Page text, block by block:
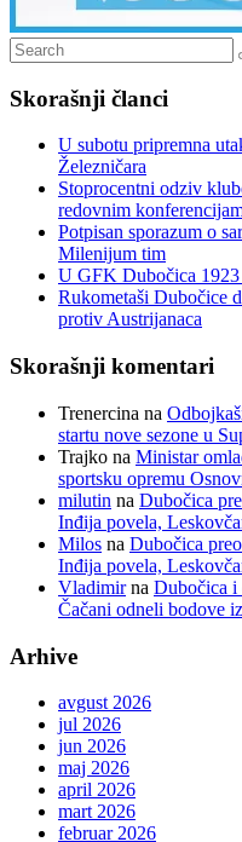
Search
for:
Skorašnji članci
U subotu pripremna
Železničara
Stoprocentni odziv
redovnim
Potpisan sporazum o
Milenijum tim
U GFK Dubočica 1923
Rukometaši Dubočice
protiv Austrijanaca
Skorašnji komentari
Trenercina na
startu nove sezone u
Trajko na Ministar
sportsku opremu
milutin na Dubočica
Inđija povela,
Milos na Dubočica
Inđija povela,
Vladimirna Dubočica i
Čačani odneli bodove
Arhive
avgust 2026
jul 2026
jun 2026
maj 2026
april 2026
mart 2026
februar 2026